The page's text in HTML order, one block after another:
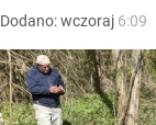
Dodano:wczoraj 6:09